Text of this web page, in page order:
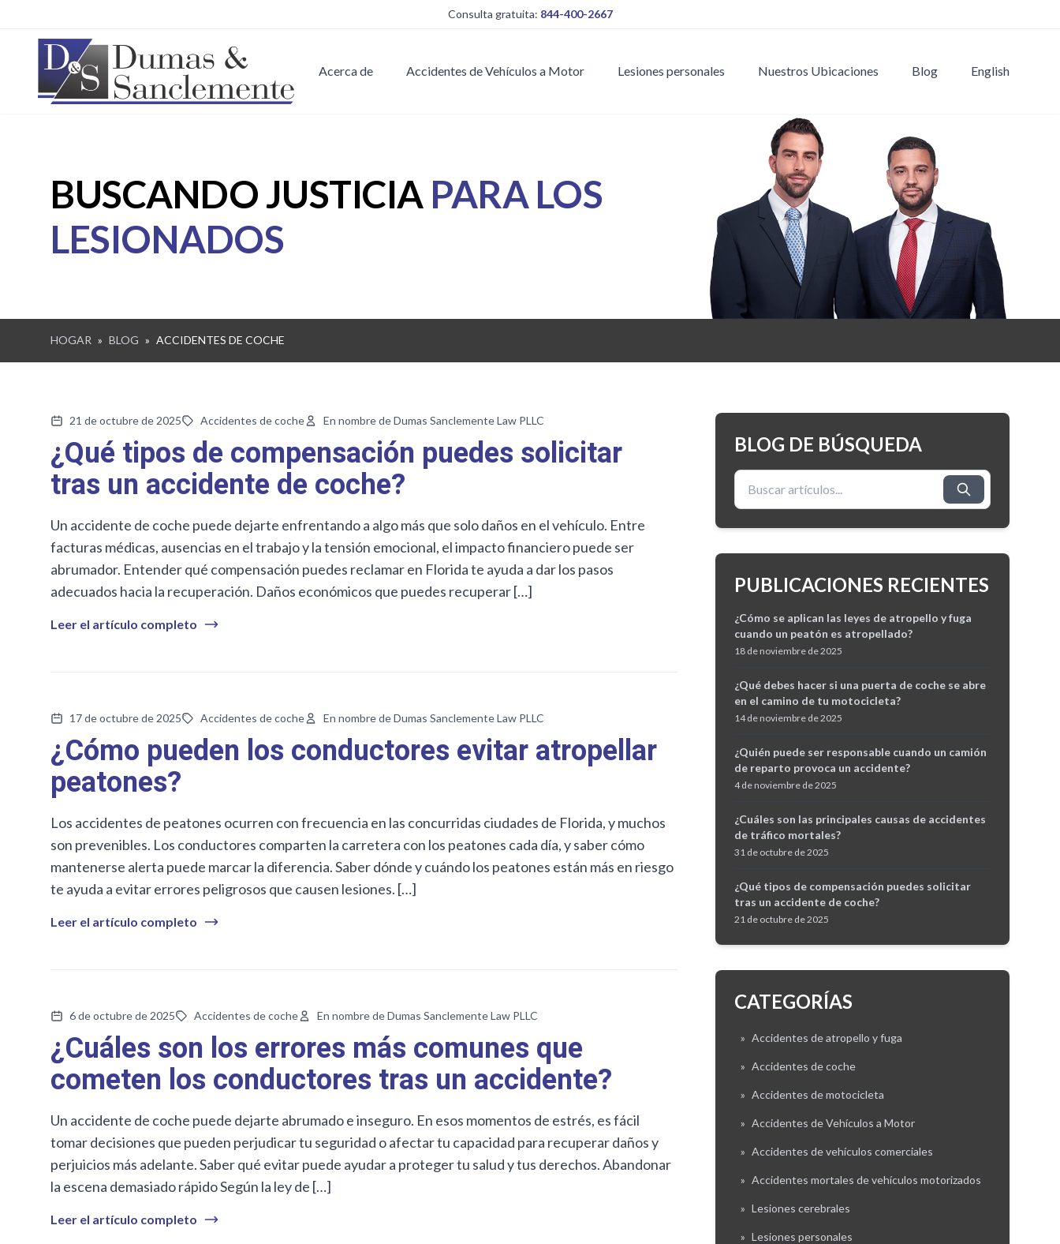
Consulta gratuita: 844-400-2667
Acerca de Accidentes de Vehículos a Motor Lesiones personales Nuestros Ubicaciones Blog English
BUSCANDO JUSTICIA PARA LOS
LESIONADOS
HOGAR » BLOG » ACCIDENTES DE COCHE
21 de octubre de 2025 Accidentes de coche En nombre de Dumas Sanclemente Law PLLC
¿Qué tipos de compensación puedes solicitar
tras un accidente de coche?
Un accidente de coche puede dejarte enfrentando a algo más que solo daños en el vehículo. Entre
facturas médicas, ausencias en el trabajo y la tensión emocional, el impacto financiero puede ser
abrumador. Entender qué compensación puedes reclamar en Florida te ayuda a dar los pasos
adecuados hacia la recuperación. Daños económicos que puedes recuperar […]
Leer el artículo completo
17 de octubre de 2025 Accidentes de coche En nombre de Dumas Sanclemente Law PLLC
¿Cómo pueden los conductores evitar atropellar
peatones?
Los accidentes de peatones ocurren con frecuencia en las concurridas ciudades de Florida, y muchos
son prevenibles. Los conductores comparten la carretera con los peatones cada día, y saber cómo
mantenerse alerta puede marcar la diferencia. Saber dónde y cuándo los peatones están más en riesgo
te ayuda a evitar errores peligrosos que causen lesiones. […]
Leer el artículo completo
6 de octubre de 2025 Accidentes de coche En nombre de Dumas Sanclemente Law PLLC
¿Cuáles son los errores más comunes que
cometen los conductores tras un accidente?
Un accidente de coche puede dejarte abrumado e inseguro. En esos momentos de estrés, es fácil
tomar decisiones que pueden perjudicar tu seguridad o afectar tu capacidad para recuperar daños y
perjuicios más adelante. Saber qué evitar puede ayudar a proteger tu salud y tus derechos. Abandonar
la escena demasiado rápido Según la ley de […]
Leer el artículo completo
BLOG DE BÚSQUEDA
Buscar:
PUBLICACIONES RECIENTES
¿Cómo se aplican las leyes de atropello y fuga
cuando un peatón es atropellado?
18 de noviembre de 2025
¿Qué debes hacer si una puerta de coche se abre
en el camino de tu motocicleta?
14 de noviembre de 2025
¿Quién puede ser responsable cuando un camión
de reparto provoca un accidente?
4 de noviembre de 2025
¿Cuáles son las principales causas de accidentes
de tráfico mortales?
31 de octubre de 2025
¿Qué tipos de compensación puedes solicitar
tras un accidente de coche?
21 de octubre de 2025
CATEGORÍAS
» Accidentes de atropello y fuga
» Accidentes de coche
» Accidentes de motocicleta
» Accidentes de Vehículos a Motor
» Accidentes de vehículos comerciales
» Accidentes mortales de vehículos motorizados
» Lesiones cerebrales
» Lesiones personales